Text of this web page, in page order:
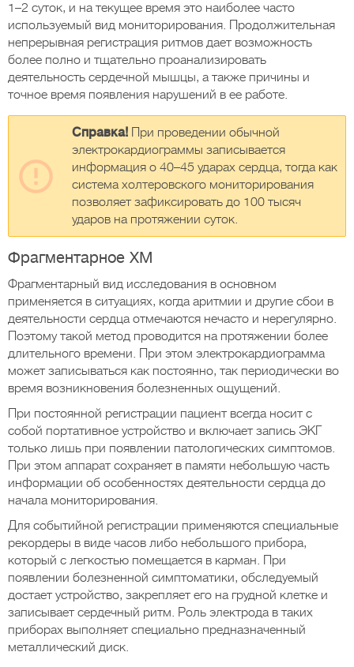
1–2 суток, и на текущее время это наиболее часто
используемый вид мониторирования. Продолжительная
непрерывная регистрация ритмов дает возможность
более полно и тщательно проанализировать
деятельность сердечной мышцы, а также причины и
точное время появления нарушений в ее работе.
Справка! При проведении обычной
электрокардиограммы записывается
информация о 40–45 ударах сердца, тогда как
система холтеровского мониторирования
позволяет зафиксировать до 100 тысяч
ударов на протяжении суток.
Фрагментарное ХМ
Фрагментарный вид исследования в основном
применяется в ситуациях, когда аритмии и другие сбои в
деятельности сердца отмечаются нечасто и нерегулярно.
Поэтому такой метод проводится на протяжении более
длительного времени. При этом электрокардиограмма
может записываться как постоянно, так периодически во
время возникновения болезненных ощущений.
При постоянной регистрации пациент всегда носит с
собой портативное устройство и включает запись ЭКГ
только лишь при появлении патологических симптомов.
При этом аппарат сохраняет в памяти небольшую часть
информации об особенностях деятельности сердца до
начала мониторирования.
Для событийной регистрации применяются специальные
рекордеры в виде часов либо небольшого прибора,
который с легкостью помещается в карман. При
появлении болезненной симптоматики, обследуемый
достает устройство, закрепляет его на грудной клетке и
записывает сердечный ритм. Роль электрода в таких
приборах выполняет специально предназначенный
металлический диск.